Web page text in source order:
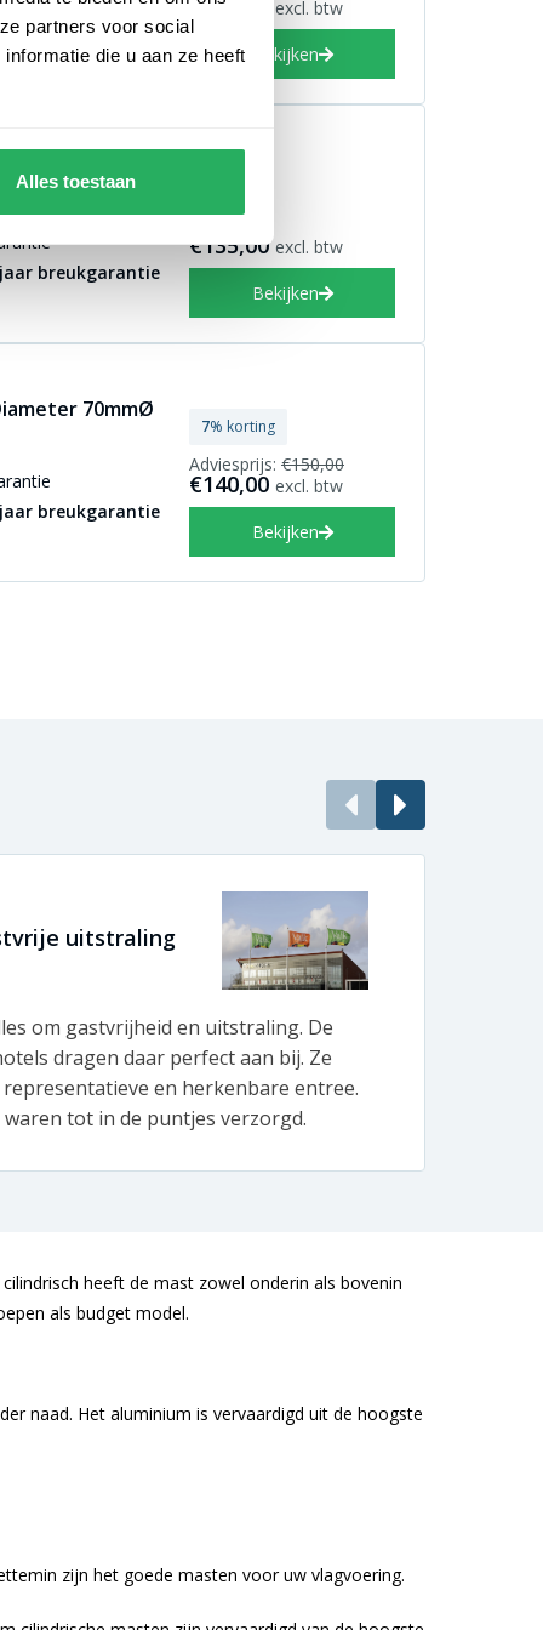
partners voor social
die u aan ze heeft
Alles toestaan
breukgarantie
€150,00
excl. btw
Bekijken
70mmØ
breukgarantie
€135,00excl. btw
Bekijken
70mmØ
breukgarantie
7% korting
Adviesprijs: €150,00
€140,00 excl. btw
Bekijken
uitstraling
om gastvrijheid en uitstraling. De
dragen daar perfect aan bij. Ze
en herkenbare entree.
tot in de puntjes verzorgd.
heeft de mast zowel onderin als bovenin
als budget model.
naad. Het aluminium is vervaardigd uit de hoogste
zijn het goede masten voor uw vlagvoering.